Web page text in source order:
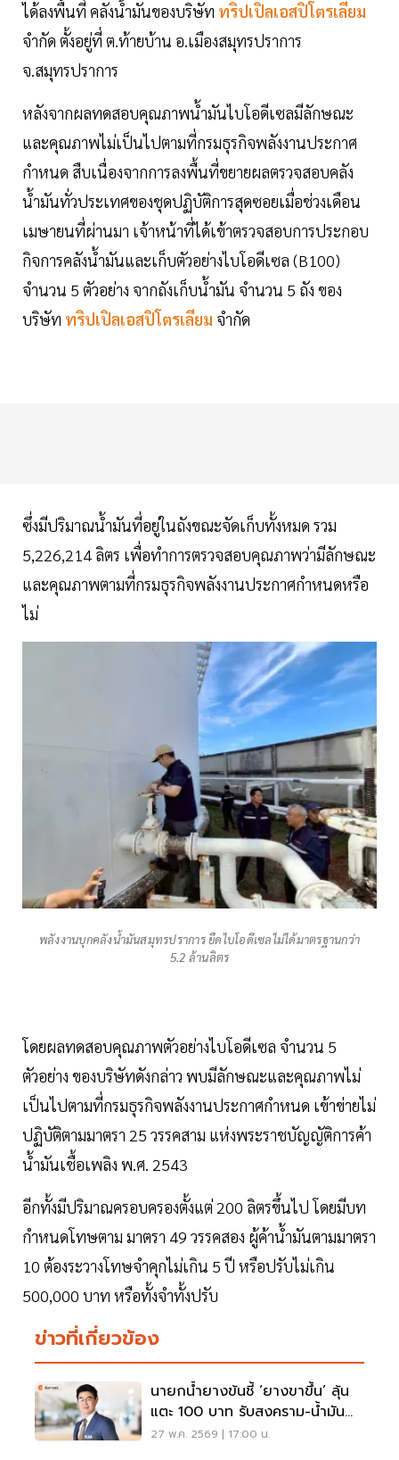
ได้ลงพื้นที่ คลังน้ำมันของบริษัท ทริปเปิลเอสปิโตรเลียม
จำกัด ตั้งอยู่ที่ ต.ท้ายบ้าน อ.เมืองสมุทรปราการ
จ.สมุทรปราการ
หลังจากผลทดสอบคุณภาพน้ำมันไบโอดีเซลมีลักษณะ
และคุณภาพไม่เป็นไปตามที่กรมธุรกิจพลังงานประกาศ
กำหนด สืบเนื่องจากการลงพื้นที่ขยายผลตรวจสอบคลัง
น้ำมันทั่วประเทศของชุดปฏิบัติการสุดซอยเมื่อช่วงเดือน
เมษายนที่ผ่านมา เจ้าหน้าที่ได้เข้าตรวจสอบการประกอบ
กิจการคลังน้ำมันและเก็บตัวอย่างไบโอดีเซล (B100)
จำนวน 5 ตัวอย่าง จากถังเก็บน้ำมัน จำนวน 5 ถัง ของ
บริษัท ทริปเปิลเอสปิโตรเลียม จำกัด
ซึ่งมีปริมาณน้ำมันที่อยู่ในถังขณะจัดเก็บทั้งหมด รวม
5,226,214 ลิตร เพื่อทำการตรวจสอบคุณภาพว่ามีลักษณะ
และคุณภาพตามที่กรมธุรกิจพลังงานประกาศกำหนดหรือ
ไม่
พลังงานบุกคลังน้ำมันสมุทรปราการ ยึดไบโอดีเซลไม่ได้มาตรฐานกว่า
5.2 ล้านลิตร
โดยผลทดสอบคุณภาพตัวอย่างไบโอดีเซล จำนวน 5
ตัวอย่าง ของบริษัทดังกล่าว พบมีลักษณะและคุณภาพไม่
เป็นไปตามที่กรมธุรกิจพลังงานประกาศกำหนด เข้าข่ายไม่
ปฏิบัติตามมาตรา 25 วรรคสาม แห่งพระราชบัญญัติการค้า
น้ำมันเชื้อเพลิง พ.ศ. 2543
อีกทั้งมีปริมาณครอบครองตั้งแต่ 200 ลิตรขึ้นไป โดยมีบท
กำหนดโทษตาม มาตรา 49 วรรคสอง ผู้ค้าน้ำมันตามมาตรา
10 ต้องระวางโทษจำคุกไม่เกิน 5 ปี หรือปรับไม่เกิน
500,000 บาท หรือทั้งจำทั้งปรับ
ข่าวที่เกี่ยวข้อง
นายกน้ำยางข้นชี้ ‘ยางขาขึ้น’ ลุ้น
แตะ 100 บาท รับสงคราม-น้ำมัน
แพง
27 พ.ค. 2569 | 17:00 น.